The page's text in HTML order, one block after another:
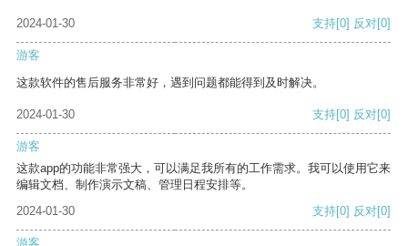
2024-01-30 支持[0] 反对[0]
游客
这款软件的售后服务非常好，遇到问题都能得到及时解决。
2024-01-30 支持[0] 反对[0]
游客
这款app的功能非常强大，可以满足我所有的工作需求。我可以使用它来
编辑文档、制作演示文稿、管理日程安排等。
2024-01-30
支持[0] 反对[0]
游客